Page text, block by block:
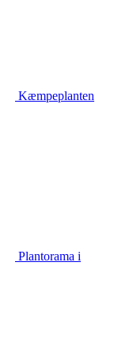
Kæmpeplanten
Plantorama i